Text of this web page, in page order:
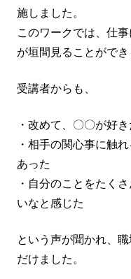
施しました。
このワークでは、仕
が垣間見ることができ
受講者からも、
・改めて、〇〇が好
・相手の関心事に触
あった
・自分のことをたく
いなと感じた
という声が聞かれ、
だけました。